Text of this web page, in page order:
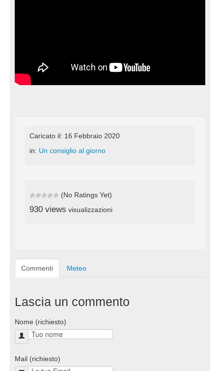
Caricato il: 16 Febbraio 2020
in: Un consiglio al giorno
(No Ratings Yet)
930 views visualizzazioni
Commenti Meteo
Lascia un commento
Nome (richiesto)
Mail (richiesto)